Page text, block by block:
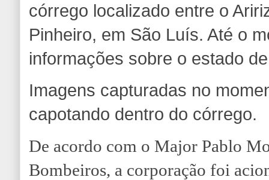
córrego localizado entre o
Pinheiro, em São Luís. Até o
informações sobre o estado
Imagens capturadas no
capotando dentro do córrego.
De acordo com o Major Pablo
Bombeiros, a corporação foi